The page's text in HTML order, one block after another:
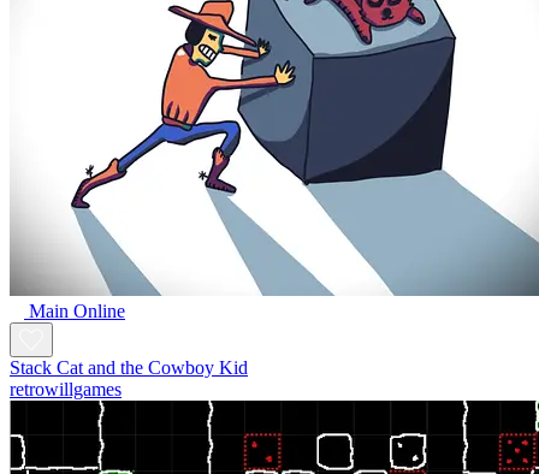
Main Online
Stack Cat and the Cowboy Kid
retrowillgames